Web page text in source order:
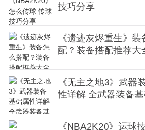
技巧分享
《遗迹灰烬重生》装
配？装备搭配推荐大
《无主之地3》武器
性详解 全武器装备
《NBA2K20》运球